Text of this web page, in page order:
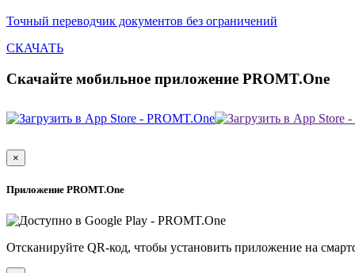
Точный переводчик документов без ограничений
СКАЧАТЬ
Скачайте мобильное приложение PROMT.One
×
Приложение PROMT.One
Отсканируйте QR-код, чтобы установить приложение на